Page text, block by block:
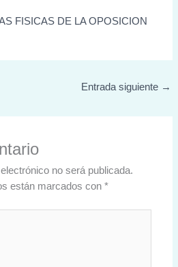
FISICAS DE LA OPOSICION
Entrada siguiente →
no será publicada.
están marcados con*